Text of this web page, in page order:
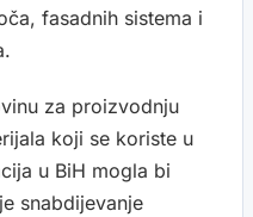
fasadnih sistema i
za proizvodnju
koji se koriste u
u BiH mogla bi
snabdijevanje